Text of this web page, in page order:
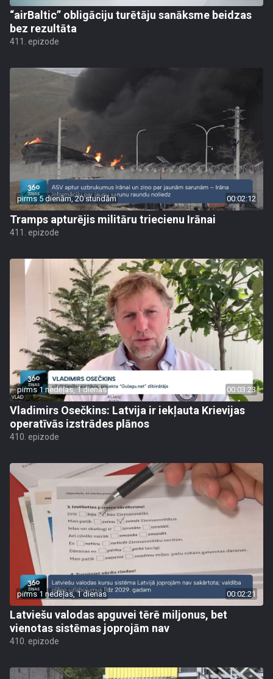
“airBaltic” obligāciju turētāju sanāksme beidzas
bez rezultāta
411. epizode
pirms 5 dienām, 20 stundām 00:02:12
Tramps apturējis militāru triecienu Irānai
411. epizode
pirms 1 nedēļas, 1 dienas 00:03:23
Vladimirs Osečkins: Latvija ir iekļauta Krievijas
operatīvās izstrādes plānos
410. epizode
pirms 1 nedēļas, 1 dienas 00:02:21
Latviešu valodas apguvei tērē miljonus, bet
vienotas sistēmas joprojām nav
410. epizode